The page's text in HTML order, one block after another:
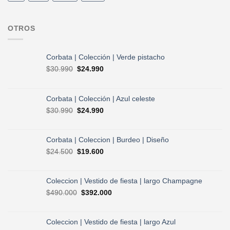
OTROS
Corbata | Colección | Verde pistacho
$30.990 El
era:
$30.990.
$24.990El
es:
$24.990.
Corbata | Colección | Azul celeste
$30.990 El
era:
$30.990.
$24.990El
es:
Corbata | Coleccion | Burdeo | Diseño
$24.500 El
era:
$24.500.
$19.600El
es:
$19.600.
Coleccion | Vestido de fiesta | largo Champagne
$490.000 El
era:
$392.000El
es:
Coleccion | Vestido de fiesta | largo Azul